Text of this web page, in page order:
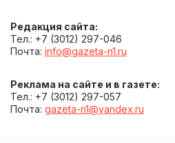
Редакция сайта:
Тел.: +7 (3012) 297-046
Почта: info@gazeta-n1.ru
Реклама на сайте и в газете:
Тел.: +7 (3012) 297-057
Почта: gazeta-n1@yandex.ru